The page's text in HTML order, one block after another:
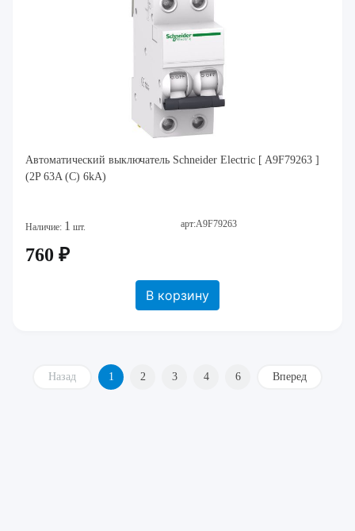
Автоматический выключатель Schneider Electric [ A9F79263 ]
(2P 63A (C) 6kA)
Наличие: 1 шт. арт:A9F79263
760 ₽
В корзину
Назад 1 2 3 4 6 Вперед